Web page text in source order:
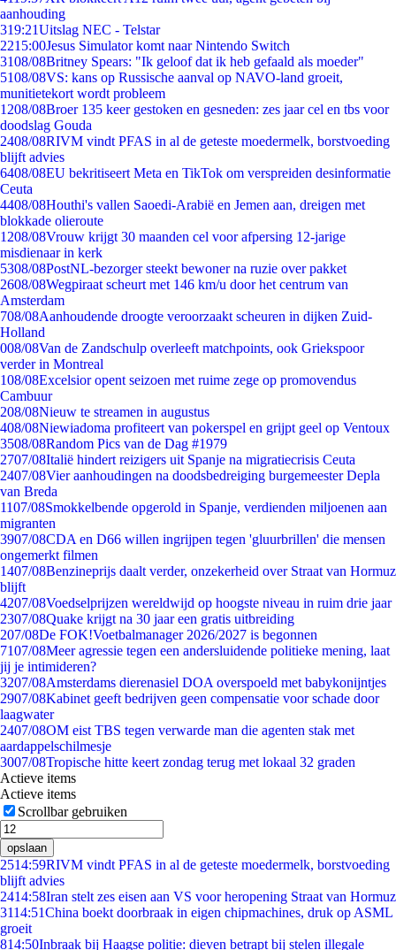
aanhouding
319:21Uitslag NEC - Telstar
2215:00Jesus Simulator komt naar Nintendo Switch
3108/08Britney Spears: "Ik geloof dat ik heb gefaald als moeder"
5108/08VS: kans op Russische aanval op NAVO-land groeit,
munitietekort wordt probleem
1208/08Broer 135 keer gestoken en gesneden: zes jaar cel en tbs voor
doodslag Gouda
2408/08RIVM vindt PFAS in al de geteste moedermelk, borstvoeding
blijft advies
6408/08EU bekritiseert Meta en TikTok om verspreiden desinformatie
Ceuta
4408/08Houthi's vallen Saoedi-Arabië en Jemen aan, dreigen met
blokkade olieroute
1208/08Vrouw krijgt 30 maanden cel voor afpersing 12-jarige
misdienaar in kerk
5308/08PostNL-bezorger steekt bewoner na ruzie over pakket
2608/08Wegpiraat scheurt met 146 km/u door het centrum van
Amsterdam
708/08Aanhoudende droogte veroorzaakt scheuren in dijken Zuid-
Holland
008/08Van de Zandschulp overleeft matchpoints, ook Griekspoor
verder in Montreal
108/08Excelsior opent seizoen met ruime zege op promovendus
Cambuur
208/08Nieuw te streamen in augustus
408/08Niewiadoma profiteert van pokerspel en grijpt geel op Ventoux
3508/08Random Pics van de Dag #1979
2707/08Italië hindert reizigers uit Spanje na migratiecrisis Ceuta
2407/08Vier aanhoudingen na doodsbedreiging burgemeester Depla
van Breda
1107/08Smokkelbende opgerold in Spanje, verdienden miljoenen aan
migranten
3907/08CDA en D66 willen ingrijpen tegen 'gluurbrillen' die mensen
ongemerkt filmen
1407/08Benzineprijs daalt verder, onzekerheid over Straat van Hormuz
blijft
4207/08Voedselprijzen wereldwijd op hoogste niveau in ruim drie jaar
2307/08Quake krijgt na 30 jaar een gratis uitbreiding
207/08De FOK!Voetbalmanager 2026/2027 is begonnen
7107/08Meer agressie tegen een andersluidende politieke mening, laat
jij je intimideren?
3207/08Amsterdams dierenasiel DOA overspoeld met babykonijntjes
2907/08Kabinet geeft bedrijven geen compensatie voor schade door
laagwater
2407/08OM eist TBS tegen verwarde man die agenten stak met
aardappelschilmesje
3007/08Tropische hitte keert zondag terug met lokaal 32 graden
Actieve items
Actieve items
Scrollbar gebruiken
opslaan
2514:59RIVM vindt PFAS in al de geteste moedermelk, borstvoeding
blijft advies
2414:58Iran stelt zes eisen aan VS voor heropening Straat van Hormuz
3114:51China boekt doorbraak in eigen chipmachines, druk op ASML
groeit
814:50Inbraak bij Haagse politie: dieven betrapt bij stelen illegale